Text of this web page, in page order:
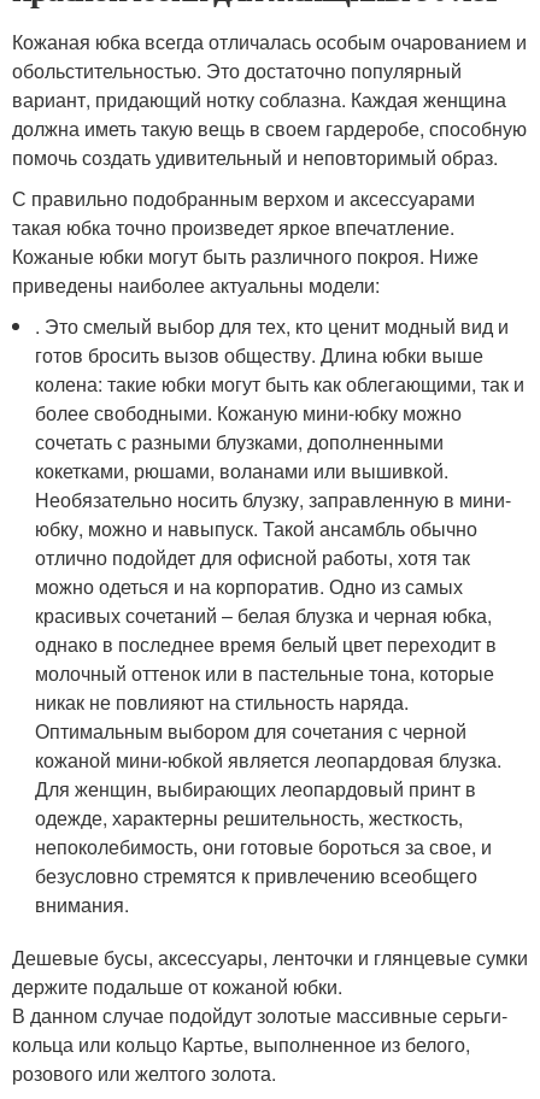
Кожаная юбка всегда отличалась особым очарованием и
обольстительностью. Это достаточно популярный
вариант, придающий нотку соблазна. Каждая женщина
должна иметь такую вещь в своем гардеробе, способную
помочь создать удивительный и неповторимый образ.
С правильно подобранным верхом и аксессуарами
такая юбка точно произведет яркое впечатление.
Кожаные юбки могут быть различного покроя. Ниже
приведены наиболее актуальны модели:
. Это смелый выбор для тех, кто ценит модный вид и
готов бросить вызов обществу. Длина юбки выше
колена: такие юбки могут быть как облегающими, так и
более свободными. Кожаную мини-юбку можно
сочетать с разными блузками, дополненными
кокетками, рюшами, воланами или вышивкой.
Необязательно носить блузку, заправленную в мини-
юбку, можно и навыпуск. Такой ансамбль обычно
отлично подойдет для офисной работы, хотя так
можно одеться и на корпоратив. Одно из самых
красивых сочетаний – белая блузка и черная юбка,
однако в последнее время белый цвет переходит в
молочный оттенок или в пастельные тона, которые
никак не повлияют на стильность наряда.
Оптимальным выбором для сочетания с черной
кожаной мини-юбкой является леопардовая блузка.
Для женщин, выбирающих леопардовый принт в
одежде, характерны решительность, жесткость,
непоколебимость, они готовые бороться за свое, и
безусловно стремятся к привлечению всеобщего
внимания.
Дешевые бусы, аксессуары, ленточки и глянцевые сумки
держите подальше от кожаной юбки.
В данном случае подойдут золотые массивные серьги-
кольца или кольцо Картье, выполненное из белого,
розового или желтого золота.